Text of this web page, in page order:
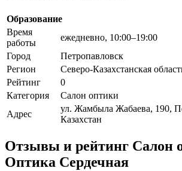
Образование
Время
работы
ежедневно, 10:00–19:00
Город
Петропавловск
Регион
Северо-Казахстанская
Рейтинг
0
Категория
Салон оптики
Адрес
ул. Жамбыла Жабаева, 190,
Казахстан
Отзывы и рейтинг Салон
Оптика Сердечная